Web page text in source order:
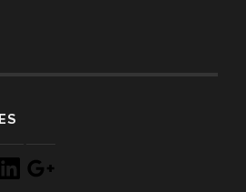
Google
+